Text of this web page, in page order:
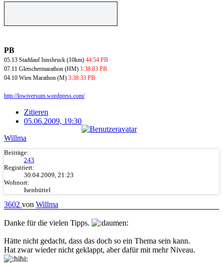
PB
05.13 Stadtlauf Innsbruck (10km) 44:54 PB
07.11 Gletschermarathon (HM) 1:38:03 PB
04.10 Wien Marathon (M) 3:38:33 PB
http://lowiversum.wordpress.com/
Zitieren
05.06.2009, 19:30
Willma
Beiträge:
243
Registriert:
30.04.2009, 21:23
Wohnort:
Isenbüttel
3602 von Willma
Danke für die vielen Tipps.
Hätte nicht gedacht, dass das doch so ein Thema sein kann.
Hat zwar wieder nicht geklappt, aber dafür mit mehr Niveau.